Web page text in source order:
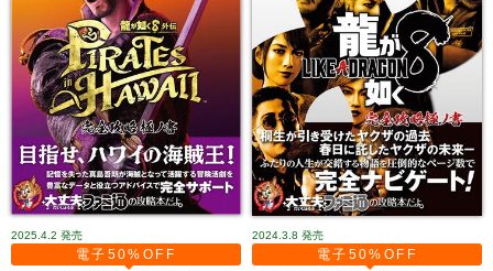
2025.4.2 発売
電子50%OFF
2024.3.8 発売
電子50%OFF